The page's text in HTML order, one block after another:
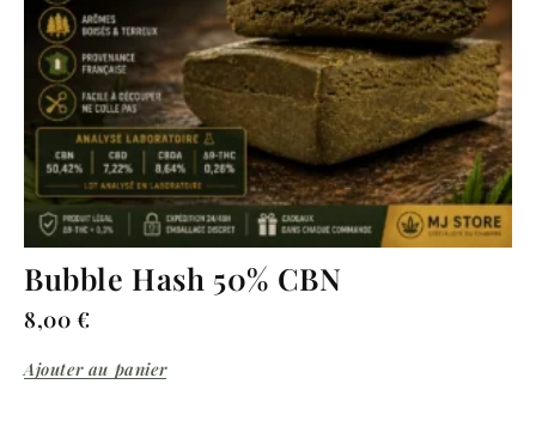
Bubble Hash 50% CBN
8,00 €
Ajouter au panier